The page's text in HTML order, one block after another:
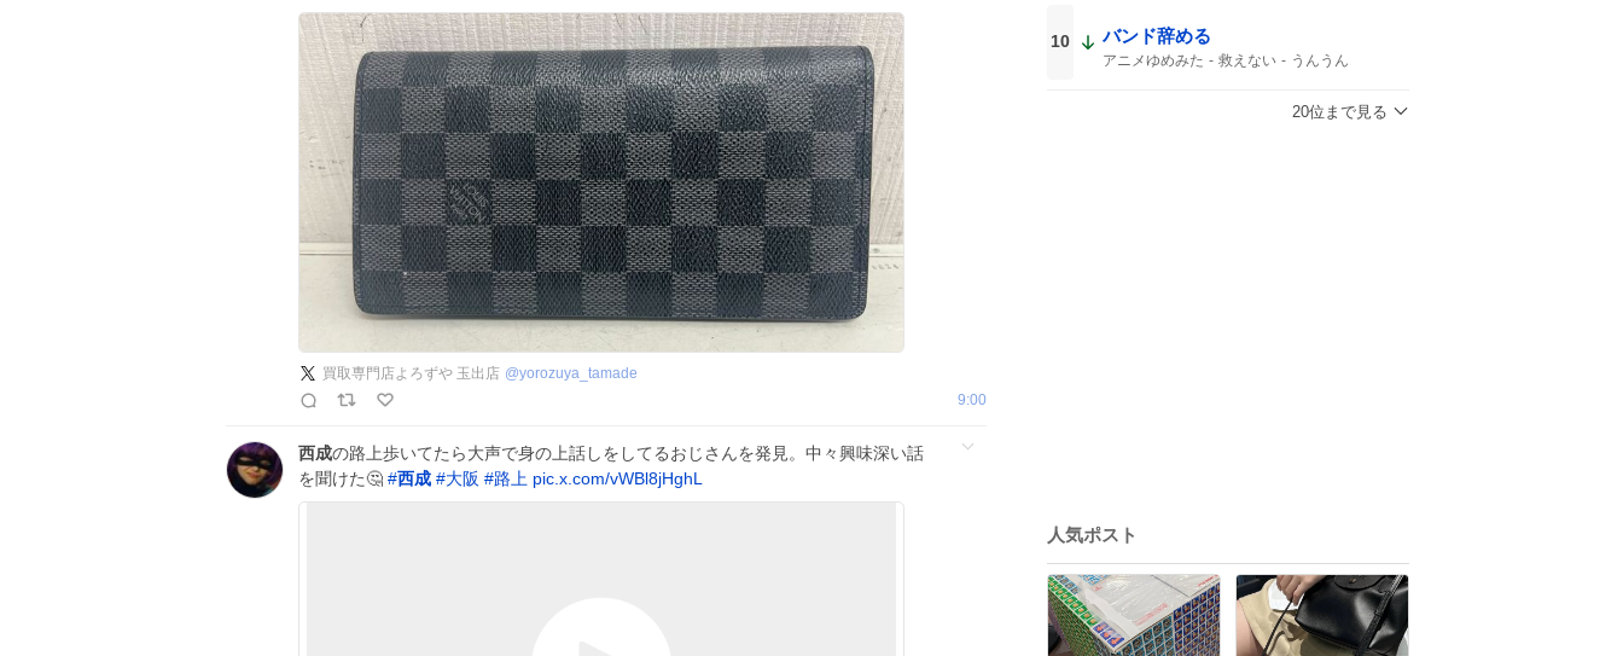
買取専門店よろずや 玉出店 @yorozuya_tamade
9:00
西成の路上歩いてたら大声で身の上話しをしてるおじさんを発見。中々興味深い話
を聞けた🤔 #西成 #大阪 #路上 pic.x.com/vWBl8jHghL
10 バンド辞める
アニメゆめみた 救えない うんうん
20位まで見る
人気ポスト